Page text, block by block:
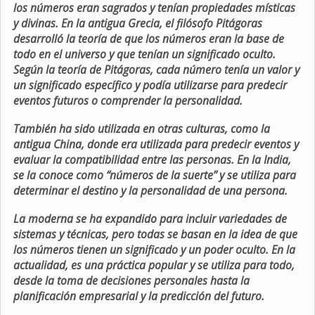
los números eran sagrados y tenían propiedades místicas
y divinas. En la antigua Grecia, el filósofo Pitágoras
desarrolló la teoría de que los números eran la base de
todo en el universo y que tenían un significado oculto.
Según la teoría de Pitágoras, cada número tenía un valor y
un significado específico y podía utilizarse para predecir
eventos futuros o comprender la personalidad.
También ha sido utilizada en otras culturas, como la
antigua China, donde era utilizada para predecir eventos y
evaluar la compatibilidad entre las personas. En la India,
se la conoce como “números de la suerte” y se utiliza para
determinar el destino y la personalidad de una persona.
La moderna se ha expandido para incluir variedades de
sistemas y técnicas, pero todas se basan en la idea de que
los números tienen un significado y un poder oculto. En la
actualidad, es una práctica popular y se utiliza para todo,
desde la toma de decisiones personales hasta la
planificación empresarial y la predicción del futuro.